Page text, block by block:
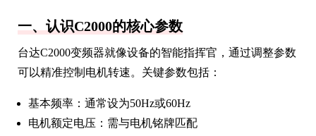
一、认识C2000的核心参数
台达C2000变频器就像设备的智能指挥官，通过调整参数
可以精准控制电机转速。关键参数包括：
基本频率：通常设为50Hz或60Hz
电机额定电压：需与电机铭牌匹配